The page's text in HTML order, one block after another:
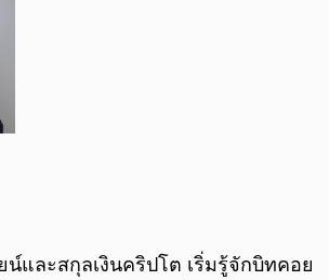
และสกุลเงินคริปโต เริ่มรู้จักบิทคอย